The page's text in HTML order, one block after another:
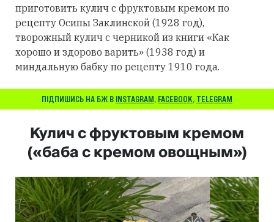
приготовить кулич с фруктовым кремом по
рецепту Осипы Заклинской (1928 год),
творожный кулич с черникой из книги «Как
хорошо и здорово варить» (1938 год) и
миндальную бабку по рецепту 1910 года.
ПІДПИШИСЬ НА БЖ В INSTAGRAM, FACEBOOK, TELEGRAM
Кулич с фруктовым кремом
(«баба с кремом овощным»)